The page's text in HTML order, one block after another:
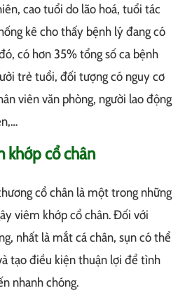
cao tuổi do lão hoá, tuổi tác
kê cho thấy bệnh lý đang có
có hơn 35% tổng số ca bệnh
trẻ tuổi, đối tượng có nguy cơ
viên văn phòng, người lao động
khớp cổ chân
cổ chân là một trong những
viêm khớp cổ chân. Đối với
nhất là mắt cá chân, sụn có thể
tạo điều kiện thuận lợi để tình
nhanh chóng.